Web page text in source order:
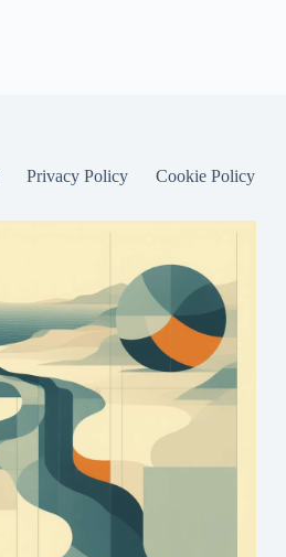
Privacy Policy Cookie Policy